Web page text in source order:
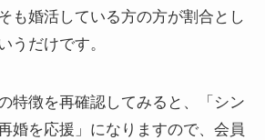
も婚活している方の方が割合とし
うだけです。
特徴を再確認してみると、「シン
婚を応援」になりますので、会員